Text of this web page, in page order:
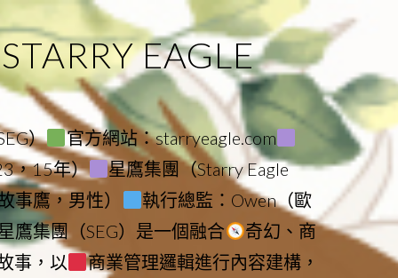
EAGLE
）
官方網站：starryeagle.com
，15年）
星鷹集團（Starry Eagle
事鷹，男性）
執行總監：Owen（歐
鷹集團（SEG）是一個融合
奇幻、商
事，以
商業管理邏輯進行內容建構，